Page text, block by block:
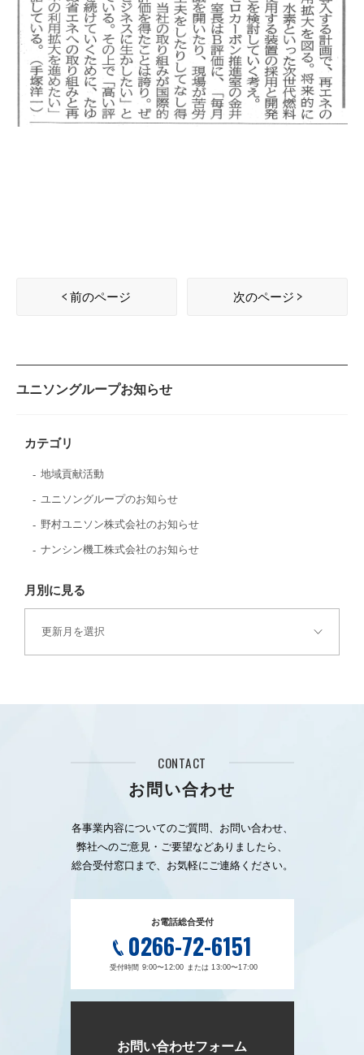
前のページ 次のページ
ユニソングループお知らせ
カテゴリ
地域貢献活動
ユニソングループのお知らせ
野村ユニソン株式会社のお知らせ
ナンシン機工株式会社のお知らせ
月別に見る
CONTACT
お問い合わせ
各事業内容についてのご質問、お問い合わせ、
弊社へのご意見・ご要望などありましたら、
総合受付窓口まで、お気軽にご連絡ください。
お電話総合受付
0266-72-6151
受付時間 9:00〜12:00 または 13:00〜17:00
お問い合わせフォーム